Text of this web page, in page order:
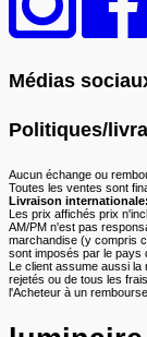
Médias
Politiques/
Aucun échange ou
Toutes les ventes sont
Livraison internationale:
Les prix affichés prix
AM/PM n'est pas
marchandise (y compris
sont imposés par le pays
Le client assume aussi la
rejetés ou de tous les
l'Acheteur à un